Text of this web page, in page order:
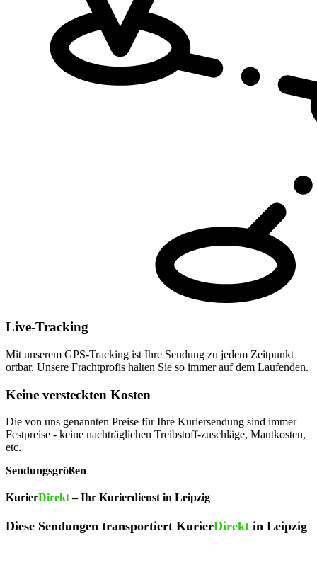
Live-Tracking
Mit unserem GPS-Tracking ist Ihre Sendung zu jedem Zeitpunkt
ortbar. Unsere Frachtprofis halten Sie so immer auf dem Laufenden.
Keine versteckten Kosten
Die von uns genannten Preise für Ihre Kuriersendung sind immer
Festpreise - keine nachträglichen Treibstoff-zuschläge, Mautkosten,
etc.
Sendungsgrößen
KurierDirekt– Ihr Kurierdienst in Leipzig
Diese Sendungen transportiert KurierDirekt in Leipzig